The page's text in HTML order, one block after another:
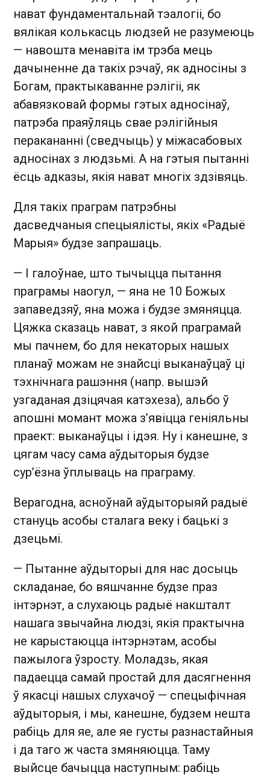
нават фундаментальнай тэалогіі, бо
вялікая колькасць людзей не разумеюць
— навошта менавіта ім трэба мець
дачыненне да такіх рэчаў, як адносіны з
Богам, практыкаванне рэлігіі, як
абавязковай формы гэтых адносінаў,
патрэба праяўляць свае рэлігійныя
перакананні (сведчыць) у міжасабовых
адносінах з людзьмі. А на гэтыя пытанні
ёсць адказы, якія нават многіх здзівяць.
Для такіх праграм патрэбны
дасведчаныя спецыялісты, якіх «Радыё
Марыя» будзе запрашаць.
— І галоўнае, што тычыцца пытання
праграмы наогул, — яна не 10 Божых
запаведзяў, яна можа і будзе змяняцца.
Цяжка сказаць нават, з якой праграмай
мы пачнем, бо для некаторых нашых
планаў можам не знайсці выканаўцаў ці
тэхнічнага рашэння (напр. вышэй
узгаданая дзіцячая катэхеза), альбо ў
апошні момант можа з’явіцца геніяльны
праект: выканаўцы і ідэя. Ну і канешне, з
цягам часу сама аўдыторыя будзе
сур’ёзна ўплываць на праграму.
Верагодна, асноўнай аўдыторыяй радыё
стануць асобы сталага веку і бацькі з
дзецьмі.
— Пытанне аўдыторыі для нас досыць
складанае, бо вяшчанне будзе праз
інтэрнэт, а слухаюць радыё накшталт
нашага звычайна людзі, якія практычна
не карыстаюцца інтэрнэтам, асобы
пажылога ўзросту. Моладзь, якая
падаецца самай простай для дасягнення
ў якасці нашых слухачоў — спецыфічная
аўдыторыя, і мы, канешне, будзем нешта
рабіць для яе, але яе густы разнастайныя
і да таго ж часта змяняюцца. Таму
выйсце бачыцца наступным: рабіць